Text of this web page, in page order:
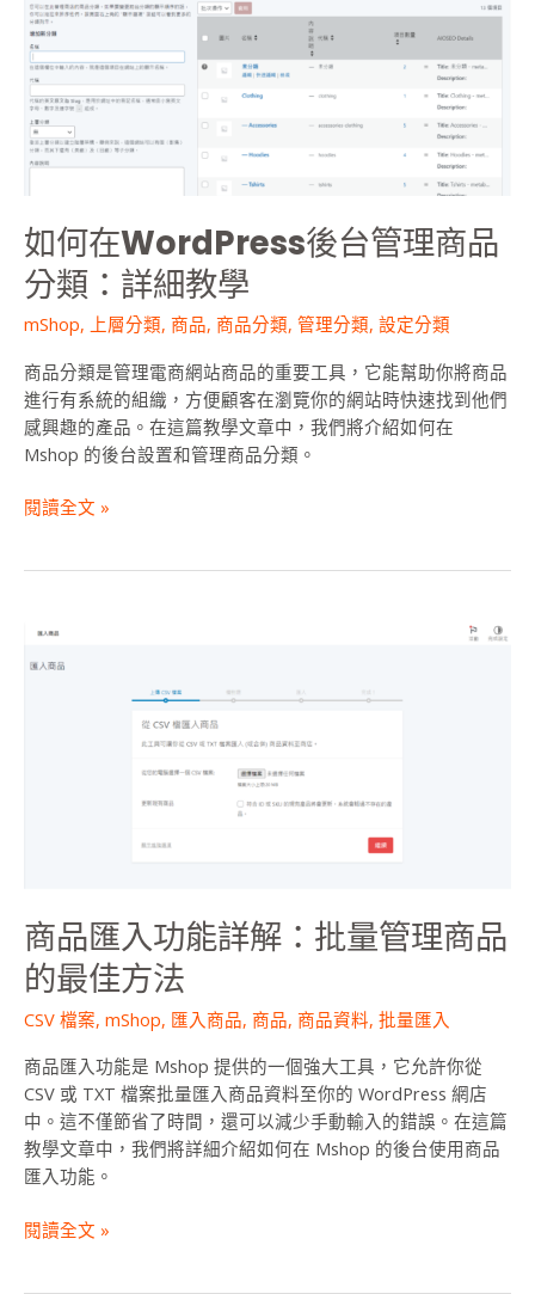
如何在WordPress後台管理商品
分類：詳細教學
mShop, 上層分類, 商品, 商品分類, 管理分類, 設定分類
商品分類是管理電商網站商品的重要工具，它能幫助你將商品
進行有系統的組織，方便顧客在瀏覽你的網站時快速找到他們
感興趣的產品。在這篇教學文章中，我們將介紹如何在
Mshop 的後台設置和管理商品分類。
WordPress
後
台
管
理
商
類：
詳
細
教
閱讀全文 »
商品匯入功能詳解：批量管理商品
的最佳方法
CSV 檔案, mShop, 匯入商品, 商品, 商品資料, 批量匯入
商品匯入功能是 Mshop 提供的一個強大工具，它允許你從
CSV 或 TXT 檔案批量匯入商品資料至你的 WordPress 網店
中。這不僅節省了時間，還可以減少手動輸入的錯誤。在這篇
教學文章中，我們將詳細介紹如何在 Mshop 的後台使用商品
匯入功能。
商
理
商
品
的
佳
方
法
閱讀全文 »